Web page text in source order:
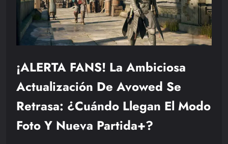
¡ALERTA FANS! La Ambiciosa
Actualización De Avowed Se
Retrasa: ¿Cuándo Llegan El Modo
Foto Y Nueva Partida+?